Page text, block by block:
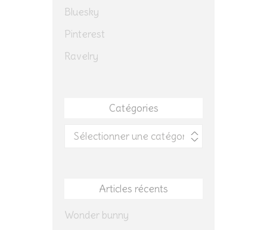
Bluesky
Pinterest
Ravelry
Catégories
Catégories
Articles récents
Wonder bunny